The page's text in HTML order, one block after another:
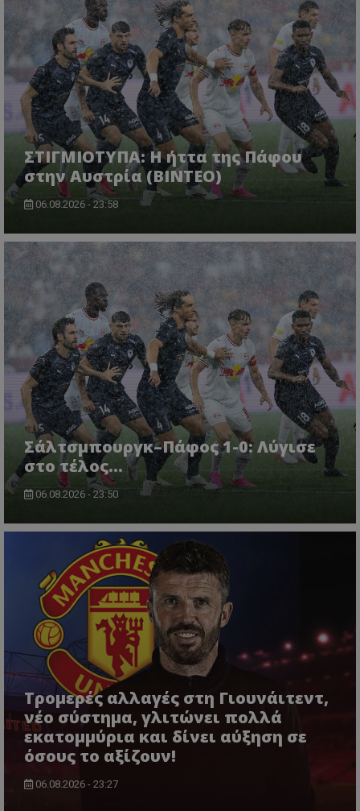
ΣΤΙΓΜΙΟΤΥΠΑ: Η ήττα της Πάφου
στην Αυστρία (ΒΙΝΤΕΟ)
06.08.2026 - 23:58
Σάλτσμπουργκ–Πάφος 1-0: Λύγισε
στο τέλος...
06.08.2026 - 23:50
Τρομερές αλλαγές στη Γιουνάιτεντ,
νέο σύστημα, γλιτώνει πολλά
εκατομμύρια και δίνει αύξηση σε
όσους το αξίζουν!
06.08.2026 - 23:27